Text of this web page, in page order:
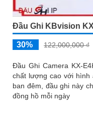
Đầu Ghi KBvision
30% 122,000,000 ₫
Đầu Ghi Camera KX-
chất lượng cao với hình ảnh sắc nét.
ban đêm, đầu ghi này
đồng hồ mỗi ngày